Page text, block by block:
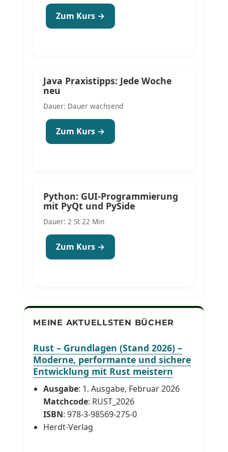
Zum Kurs →
Java Praxistipps: Jede Woche
neu
Dauer: Dauer wachsend
Zum Kurs →
Python: GUI-Programmierung
mit PyQt und PySide
Dauer: 2 St 22 Min
Zum Kurs →
MEINE AKTUELLSTEN BÜCHER
Rust – Grundlagen (Stand 2026) –
Moderne, performante und sichere
Entwicklung mit Rust meistern
Ausgabe: 1. Ausgabe, Februar 2026
Matchcode: RUST_2026
ISBN: 978-3-98569-275-0
Herdt-Verlag